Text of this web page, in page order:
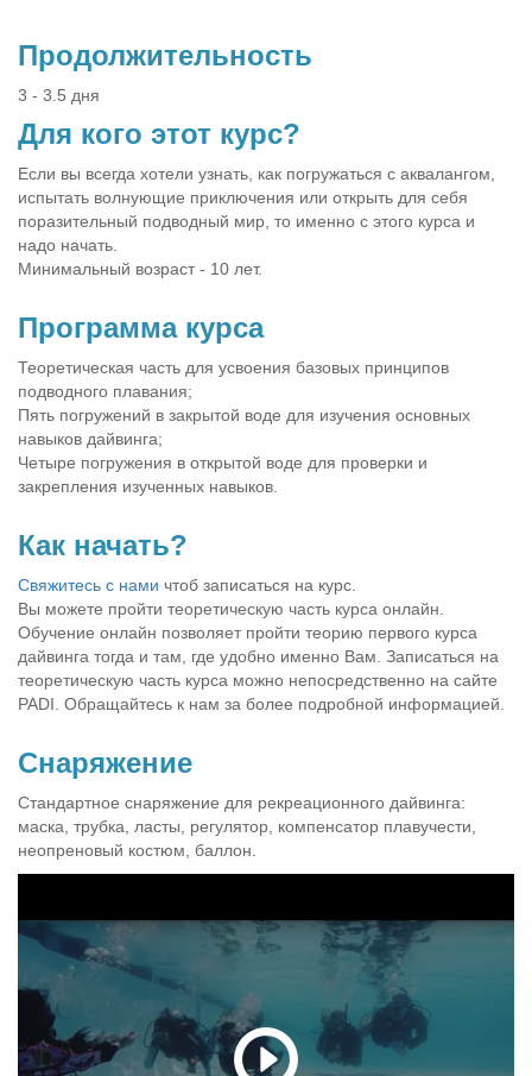
Продолжительность
3 - 3.5 дня
Для кого этот курс?
Если вы всегда хотели узнать, как погружаться с аквалангом,
испытать волнующие приключения или открыть для себя
поразительный подводный мир, то именно с этого курса и
надо начать.
Минимальный возраст - 10 лет.
Программа курса
Теоретическая часть для усвоения базовых принципов
подводного плавания;
Пять погружений в закрытой воде для изучения основных
навыков дайвинга;
Четыре погружения в открытой воде для проверки и
закрепления изученных навыков.
Как начать?
Свяжитесь с нами чтоб записаться на курс.
Вы можете пройти теоретическую часть курса онлайн.
Обучение онлайн позволяет пройти теорию первого курса
дайвинга тогда и там, где удобно именно Вам. Записаться на
теоретическую часть курса можно непосредственно на сайте
PADI. Обращайтесь к нам за более подробной информацией.
Снаряжение
Стандартное снаряжение для рекреационного дайвинга:
маска, трубка, ласты, регулятор, компенсатор плавучести,
неопреновый костюм, баллон.